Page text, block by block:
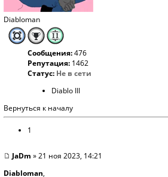
Diabloman
Сообщения:476
Репутация: 1462
Статус: Не в сети
Diablo III
Вернуться к началу
1
JaDm » 21 ноя 2023, 14:21
Diabloman,